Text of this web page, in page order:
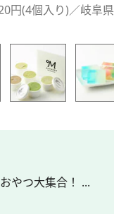
円(4個入り)／岐阜県
やつ大集合！ ...